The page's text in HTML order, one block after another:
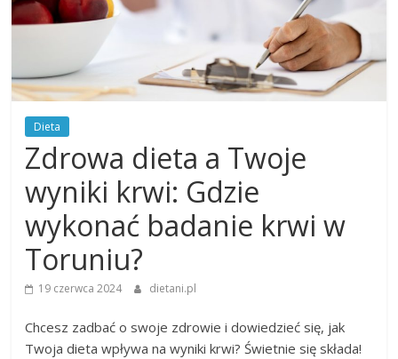
Dieta
Zdrowa dieta a Twoje
wyniki krwi: Gdzie
wykonać badanie krwi w
Toruniu?
19 czerwca 2024 dietani.pl
Chcesz zadbać o swoje zdrowie i dowiedzieć się, jak
Twoja dieta wpływa na wyniki krwi? Świetnie się składa!